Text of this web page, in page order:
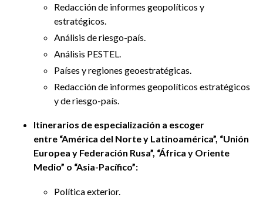
Redacción de informes geopolíticos y
estratégicos.
Análisis de riesgo-país.
Análisis PESTEL.
Países y regiones geoestratégicas.
Redacción de informes geopolíticos estratégicos
y de riesgo-país.
Itinerarios de especialización a escoger
entre “América del Norte y Latinoamérica”, “Unión
Europea y Federación Rusa”, “África y Oriente
Medio” o “Asia-Pacífico”:
Política exterior.